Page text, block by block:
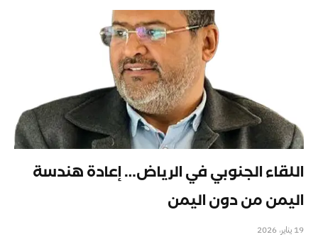
اللقاء الجنوبي في الرياض… إعادة هندسة
اليمن من دون اليمن
19 يناير، 2026